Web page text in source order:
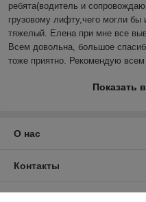
ребята(водитель и
грузовому лифту,чего могли бы
тяжелый. Елена при мне все
Всем довольна, большое
тоже приятно. Рекомендую
Показать
О нас
Контакты